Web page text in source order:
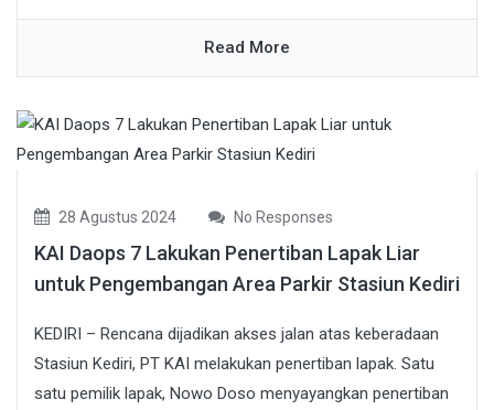
Read More
28 Agustus 2024 No Responses
KAI Daops 7 Lakukan Penertiban Lapak Liar
untuk Pengembangan Area Parkir Stasiun Kediri
KEDIRI – Rencana dijadikan akses jalan atas keberadaan
Stasiun Kediri, PT KAI melakukan penertiban lapak. Satu
satu pemilik lapak, Nowo Doso menyayangkan penertiban